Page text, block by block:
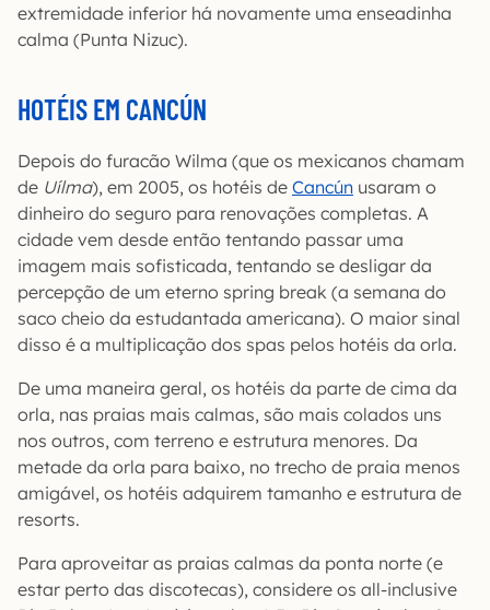
extremidade inferior há novamente uma enseadinha
calma (Punta Nizuc).
HOTÉIS EM CANCÚN
Depois do furacão Wilma (que os mexicanos chamam
de Uílma), em 2005, os hotéis de Cancún usaram o
dinheiro do seguro para renovações completas. A
cidade vem desde então tentando passar uma
imagem mais sofisticada, tentando se desligar da
percepção de um eterno spring break (a semana do
saco cheio da estudantada americana). O maior sinal
disso é a multiplicação dos spas pelos hotéis da orla.
De uma maneira geral, os hotéis da parte de cima da
orla, nas praias mais calmas, são mais colados uns
nos outros, com terreno e estrutura menores. Da
metade da orla para baixo, no trecho de praia menos
amigável, os hotéis adquirem tamanho e estrutura de
resorts.
Para aproveitar as praias calmas da ponta norte (e
estar perto das discotecas), considere os all-inclusive